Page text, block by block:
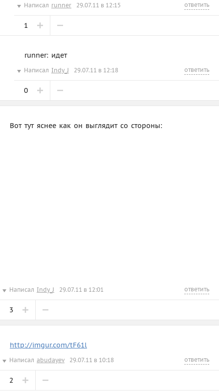
Написал runner 29.07.11 в 12:15 ответить
1
runner: идет
Написал Indy_J 29.07.11 в 12:18 ответить
0
Вот тут яснее как он выглядит со стороны:
Написал Indy_J 29.07.11 в 12:01 ответить
3
http://imgur.com/tF61l
Написал abudayev 29.07.11 в 10:18 ответить
2